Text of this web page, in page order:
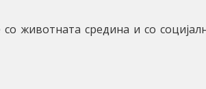
животната средина и со